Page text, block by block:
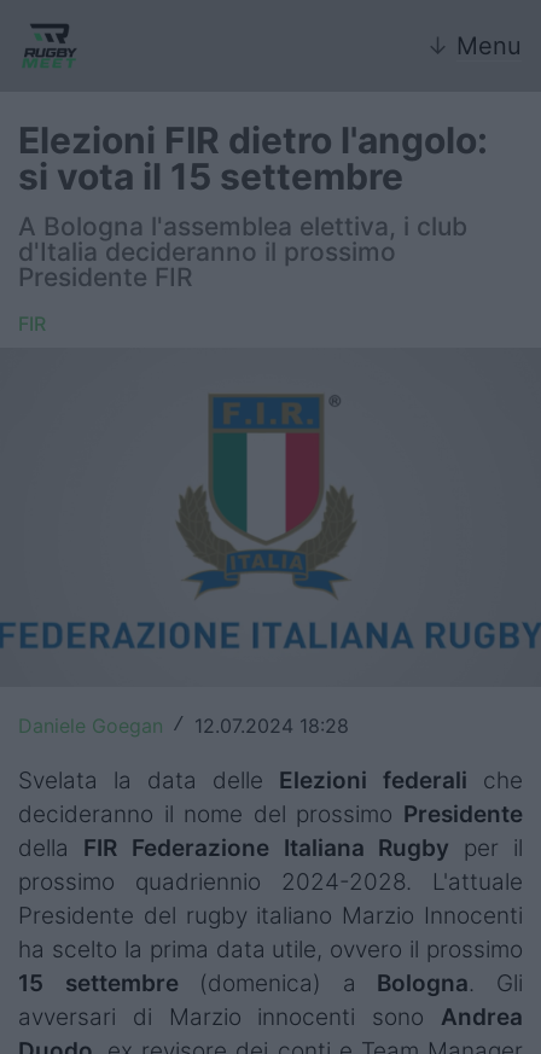
↓ Menu
Nazionali giovanili
Rugby Sevens
United Rugby Championship
Premiership
Challenge Cup
World Rugby
Rugby World Cup
Super Rugby
Rugby in TV
Mercato
Elezioni FIR dietro l'angolo:
si vota il 15 settembre
A Bologna l'assemblea elettiva, i club
d'Italia decideranno il prossimo
Presidente FIR
FIR
Daniele Goegan / 12.07.2024 18:28
Svelata la data delle Elezioni federali che
decideranno il nome del prossimo Presidente
della FIR Federazione Italiana Rugby per il
prossimo quadriennio 2024-2028. L'attuale
Presidente del rugby italiano Marzio Innocenti
ha scelto la prima data utile, ovvero il prossimo
15 settembre(domenica) a Bologna. Gli
avversari di Marzio innocenti sono Andrea